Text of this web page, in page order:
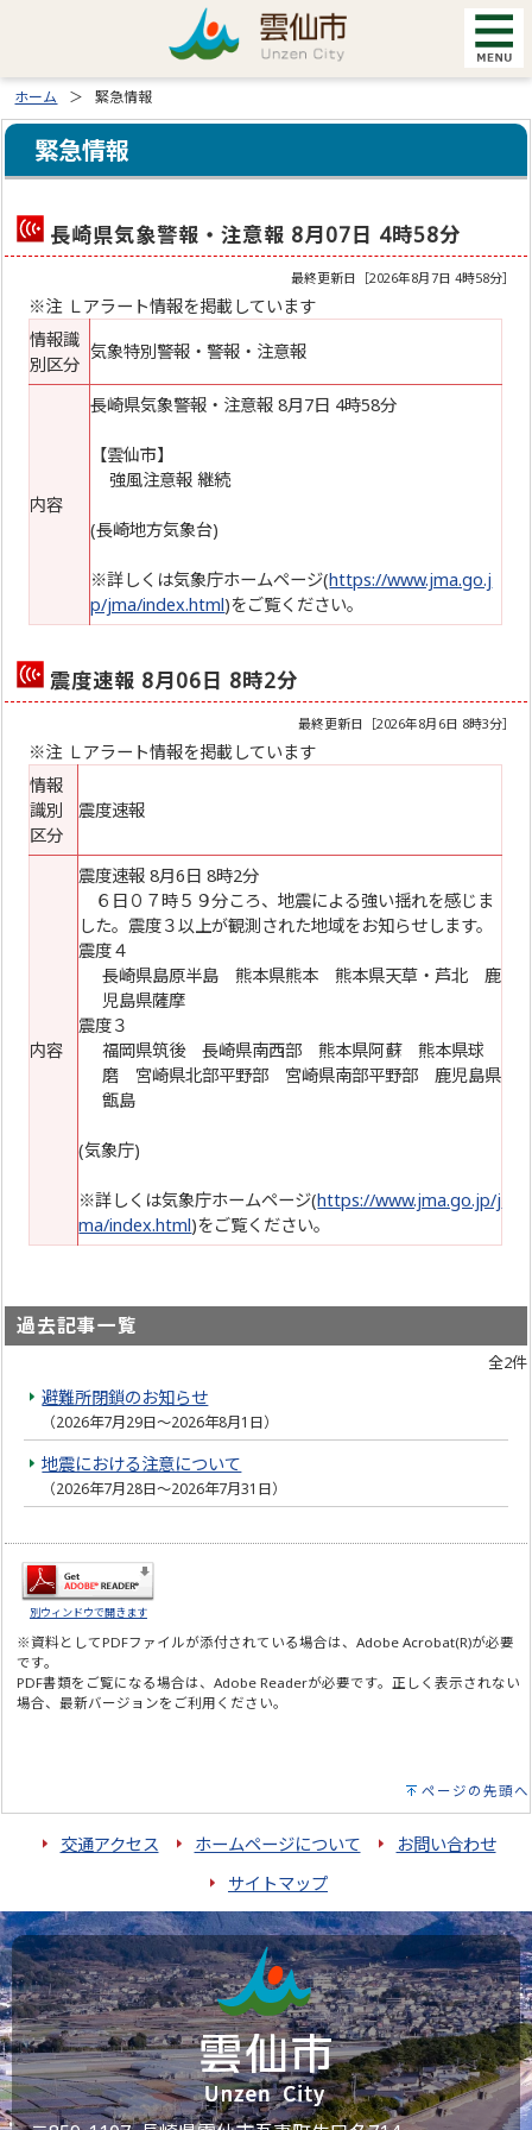
ホーム 緊急情報
緊急情報
長崎県気象警報・注意報 8月07日 4時58分
最終更新日［2026年8月7日 4時58分］
※注 Ｌアラート情報を掲載しています
情報識
別区分
気象特別警報・警報・注意報
内容
長崎県気象警報・注意報 8月7日 4時58分
【雲仙市】
強風注意報 継続
(長崎地方気象台)
※詳しくは気象庁ホームページ(https://www.jma.go.j
p/jma/index.html)をご覧ください。
震度速報 8月06日 8時2分
最終更新日［2026年8月6日 8時3分］
※注 Ｌアラート情報を掲載しています
情報
識別
区分
震度速報
内容
震度速報 8月6日 8時2分
６日０７時５９分ころ、地震による強い揺れを感じま
した。震度３以上が観測された地域をお知らせします。
震度４
長崎県島原半島 熊本県熊本 熊本県天草・芦北 鹿
児島県薩摩
震度３
福岡県筑後 長崎県南西部 熊本県阿蘇 熊本県球
磨 宮崎県北部平野部 宮崎県南部平野部 鹿児島県
甑島
(気象庁)
※詳しくは気象庁ホームページ(https://www.jma.go.jp/j
ma/index.html)をご覧ください。
過去記事一覧
全2件
避難所閉鎖のお知らせ
（2026年7月29日～2026年8月1日）
地震における注意について
（2026年7月28日～2026年7月31日）
別ウィンドウで開きます
※資料としてPDFファイルが添付されている場合は、Adobe Acrobat(R)が必要
です。
PDF書類をご覧になる場合は、Adobe Readerが必要です。正しく表示されない
場合、最新バージョンをご利用ください。
ページの先頭へ
交通アクセス ホームページについて
お問い合わせ
サイトマップ